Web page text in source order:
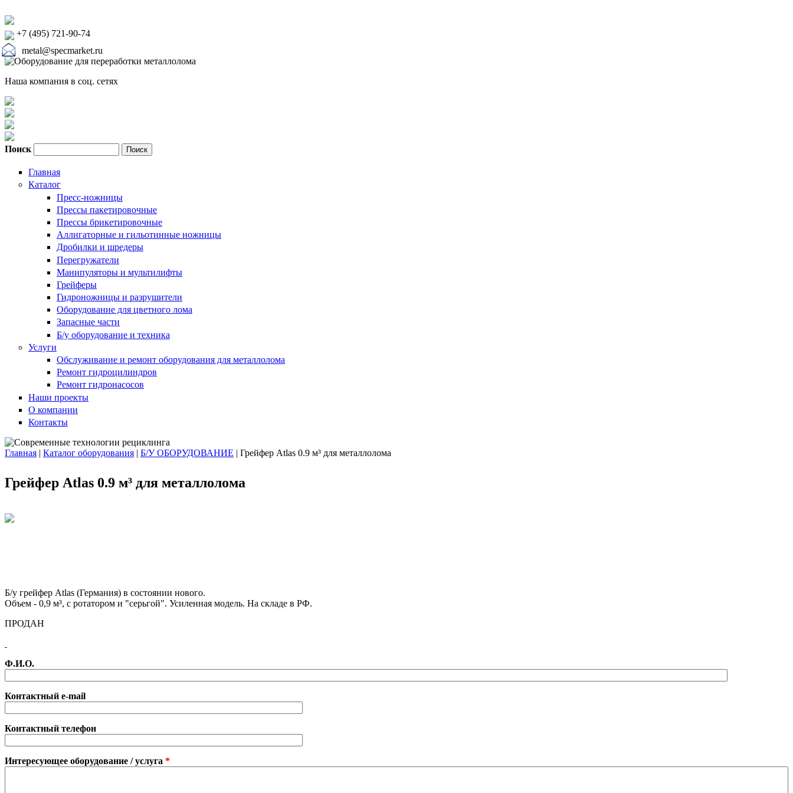
+7 (495) 721-90-74
metal@specmarket.ru
Наша компания в соц. сетях
Поиск
Главная
Каталог
Пресс-ножницы
Прессы пакетировочные
Прессы брикетировочные
Аллигаторные и гильотинные ножницы
Дробилки и шредеры
Перегружатели
Манипуляторы и мультилифты
Грейферы
Гидроножницы и разрушители
Оборудование для цветного лома
Запасные части
Б/у оборудование и техника
Услуги
Обслуживание и ремонт оборудования для металлолома
Ремонт гидроцилиндров
Ремонт гидронасосов
Наши проекты
О компании
Контакты
Главная | Каталог оборудования | Б/У ОБОРУДОВАНИЕ | Грейфер Atlas 0.9 м³ для металлолома
Грейфер Atlas 0.9 м³ для металлолома
Б/у грейфер Atlas (Германия) в состоянии нового.
Объем - 0,9 м³, с ротатором и "серьгой". Усиленная модель. На складе в РФ.
ПРОДАН
Ф.И.О.
Контактный e-mail
Контактный телефон
Интересующее оборудование / услуга *